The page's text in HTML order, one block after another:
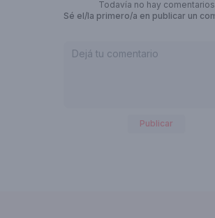
Todavía no hay comentarios
Sé el/la primero/a en publicar un
Publicar